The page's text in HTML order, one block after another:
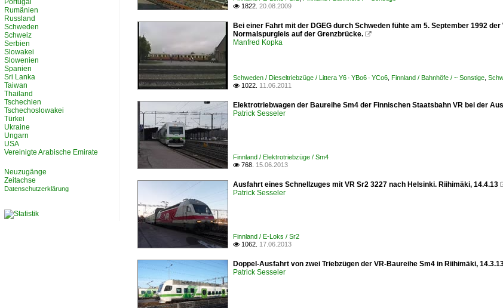
 1822. 20.08.2009
Bei einer Fahrt mit der DGEG durch Schweden fühte am 5. September 1992
Normalspurgleis auf der Grenzbrücke. 
Manfred Kopka
Schweden / Dieseltriebzüge / Littera Y6 · YBo6 · YCo6 Finnland / Bahnhöfe / ~ Sonstige
 1022. 11.06.2011
Elektrotriebwagen der Baureihe Sm4 der Finnischen Staatsbahn VR bei der
Patrick Sesseler
Finnland / Elektrotriebzüge / Sm4
 768. 15.06.2013
Ausfahrt eines Schnellzuges mit VR Sr2 3227 nach Helsinki. Riihimäki, 14.4.13
Patrick Sesseler
Finnland / E-Loks / Sr2
 1062. 17.06.2013
Doppel-Ausfahrt von zwei Triebzügen der VR-Baureihe Sm4 in Riihimäki,
Patrick Sesseler
Portugal
Rumänien
Russland
Schweden
Schweiz
Serbien
Slowakei
Slowenien
Spanien
Sri Lanka
Taiwan
Thailand
Tschechien
Tschechoslowakei
Türkei
Ukraine
Ungarn
USA
Vereinigte Arabische Emirate
Neuzugänge
Zeitachse
Datenschutzerklärung